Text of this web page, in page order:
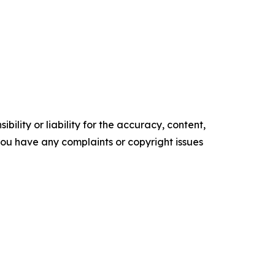
or liability for the accuracy, content,
have any complaints or copyright issues